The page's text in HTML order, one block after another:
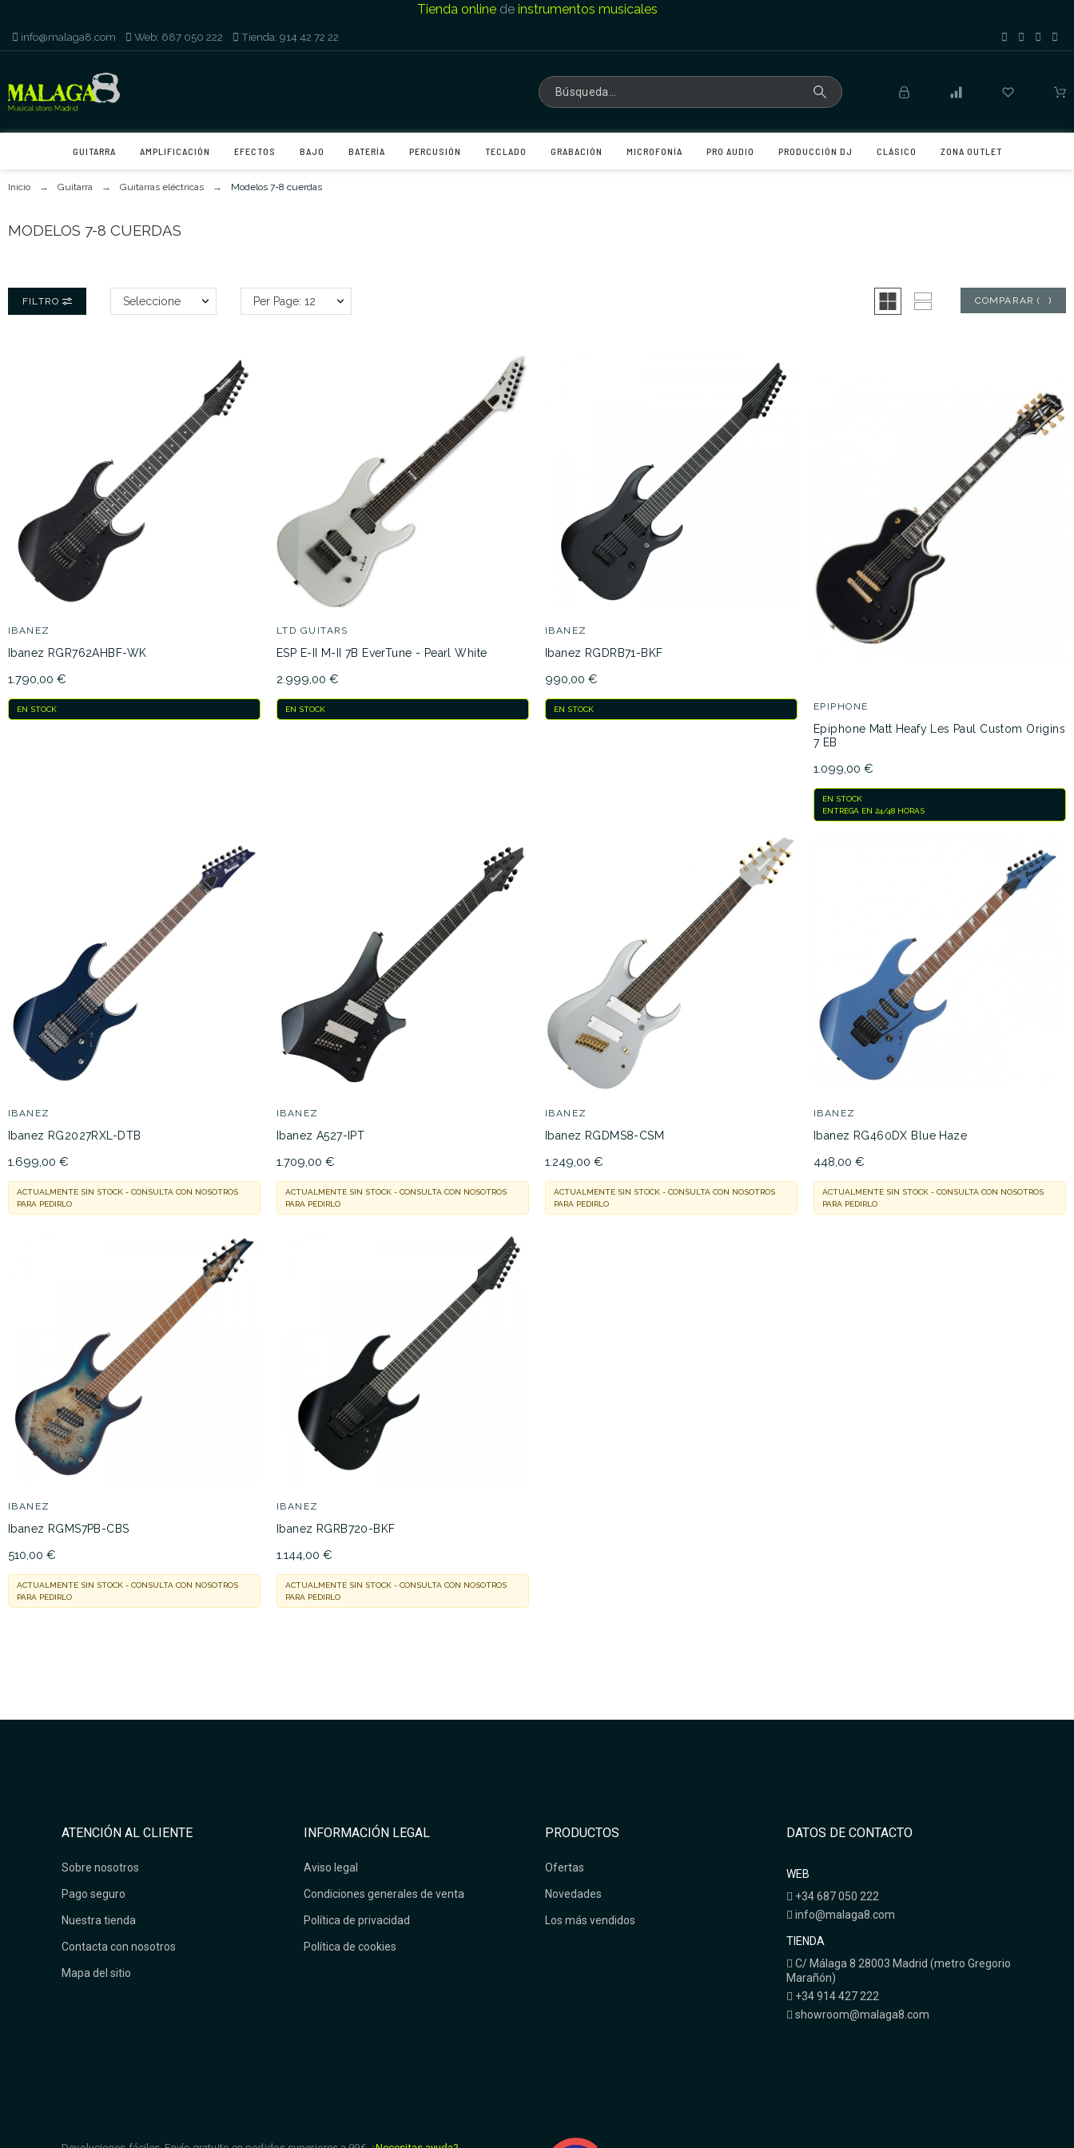
Tienda onlinede instrumentos musicales
info@malaga8.com Web: 687 050 222 Tienda: 914 42 72 22
GUITARRA AMPLIFICACIÓN EFECTOS BAJO BATERÍA PERCUSIÓN TECLADO GRABACIÓN MICROFONÍA PRO AUDIO PRODUCCIÓN DJ CLÁSICO ZONA OUTLET
Inicio Guitarra Guitarras eléctricas Modelos 7-8 cuerdas
MODELOS 7-8 CUERDAS
FILTRO Seleccione COMPARAR ( )
Per Page: 12
IBANEZ
Ibanez RGR762AHBF-WK
1.790,00 €
EN STOCK
LTD GUITARS
ESP E-II M-II 7B EverTune - Pearl White
2.999,00 €
EN STOCK
IBANEZ
Ibanez RGDRB71-BKF
990,00 €
EN STOCK EPIPHONE
Epiphone Matt Heafy Les Paul Custom Origins
7 EB
1.099,00 €
EN STOCK
ENTREGA EN 24/48 HORAS
IBANEZ
Ibanez RG2027RXL-DTB
1.699,00 €
ACTUALMENTE SIN STOCK - CONSULTA CON NOSOTROS
PARA PEDIRLO
IBANEZ
Ibanez A527-IPT
1.709,00 €
ACTUALMENTE SIN STOCK - CONSULTA CON NOSOTROS
PARA PEDIRLO
IBANEZ
Ibanez RGDMS8-CSM
1.249,00 €
ACTUALMENTE SIN STOCK - CONSULTA CON NOSOTROS
PARA PEDIRLO
IBANEZ
Ibanez RG460DX Blue Haze
448,00 €
ACTUALMENTE SIN STOCK - CONSULTA CON NOSOTROS
PARA PEDIRLO
IBANEZ
Ibanez RGMS7PB-CBS
510,00 €
ACTUALMENTE SIN STOCK - CONSULTA CON NOSOTROS
PARA PEDIRLO
IBANEZ
Ibanez RGRB720-BKF
1.144,00 €
ACTUALMENTE SIN STOCK - CONSULTA CON NOSOTROS
PARA PEDIRLO
ATENCIÓN AL CLIENTE
Sobre nosotros
Pago seguro
Nuestra tienda
Contacta con nosotros
Mapa del sitio
INFORMACIÓN LEGAL
Aviso legal
Condiciones generales de venta
Política de privacidad
Política de cookies
PRODUCTOS
Ofertas
Novedades
Los más vendidos
DATOS DE CONTACTO
WEB
+34 687 050 222
info@malaga8.com
TIENDA
C/ Málaga 8 28003 Madrid (metro Gregorio
Marañón)
+34 914 427 222
showroom@malaga8.com